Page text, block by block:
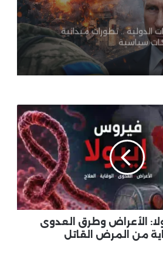
الدولية .. تطورات ميدانية
سياسية
يتراجع بقوة.. والأسهم الأمريكية
مستويات قياسية
العالمية .. مفاوضات
في قضايا حساسة
يفاجئ العالم: مستعد للقاء
الأعراض وطرق العدوى
من المرض القاتل